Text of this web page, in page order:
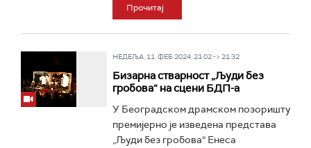
Прочитај
НЕДЕЉА, 11. ФЕБ 2024, 21:02 -> 21:32
Бизарна стварност „Људи без
гробова“ на сцени БДП-а
У Београдском драмском позоришту
премијерно је изведена представа
„Људи без гробова“ Енеса